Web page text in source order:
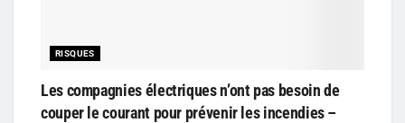
RISQUES
Les compagnies électriques n’ont pas besoin de
couper le courant pour prévenir les incendies –